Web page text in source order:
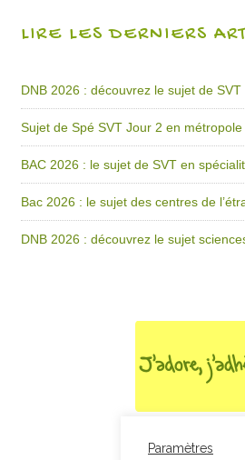
LIRE LES DERNIERS
DNB 2026 : découvrez le sujet de SVT
Sujet de Spé SVT Jour 2 en métropole
BAC 2026 : le sujet de SVT en
Bac 2026 : le sujet des centres de
DNB 2026 : découvrez le sujet
Paramètres